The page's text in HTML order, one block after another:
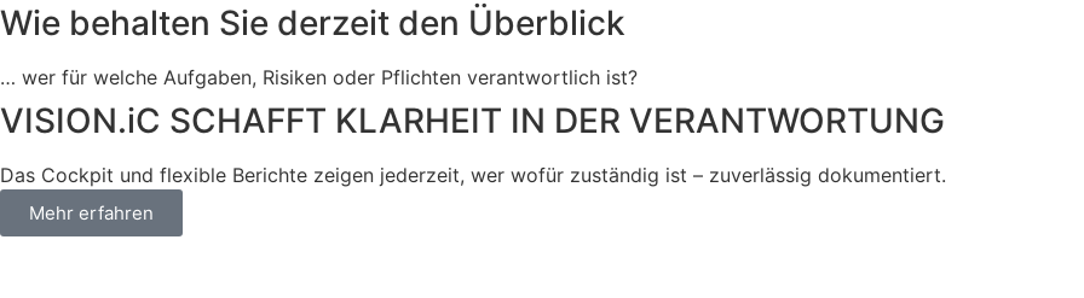
Wie behalten Sie derzeit den Überblick
… wer für welche Aufgaben, Risiken oder Pflichten verantwortlich ist?
VISION.iC SCHAFFT KLARHEIT IN DER VERANTWORTUNG
Das Cockpit und flexible Berichte zeigen jederzeit, wer wofür zuständig ist – zuverlässig dokumentiert.
Mehr erfahren